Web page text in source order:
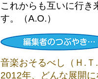
これからも互いに行き
す。（A.O.）
音楽おそるべし（Ｈ.Ｔ
2012年、どんな展開